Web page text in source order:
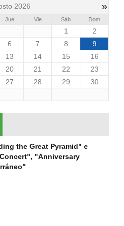
2026 »
Jue Vie Sáb Dom
1
2
6 7 8
9
13 14 15
16
20 21 22
23
27 28 29
30
the Great Pyramid" e
"Anniversary